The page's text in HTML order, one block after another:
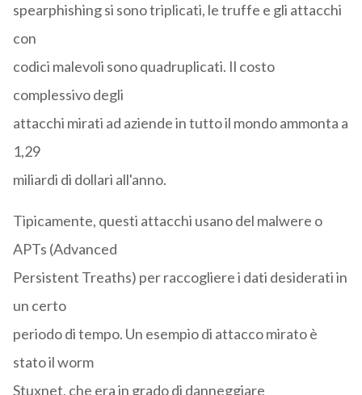
spearphishing si sono triplicati, le truffe e gli attacchi
con
codici malevoli sono quadruplicati. Il costo
complessivo degli
attacchi mirati ad aziende in tutto il mondo ammonta a
1,29
miliardi di dollari all'anno.
Tipicamente, questi attacchi usano del malwere o
APTs (Advanced
Persistent Treaths) per raccogliere i dati desiderati in
un certo
periodo di tempo. Un esempio di attacco mirato è
stato il worm
Stuxnet, che era in grado di danneggiare